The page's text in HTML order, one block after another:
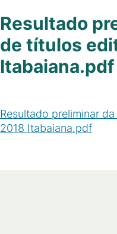
Resultado
de títulos
Itabaiana.pdf
Resultado preliminar
2018 Itabaiana.pdf